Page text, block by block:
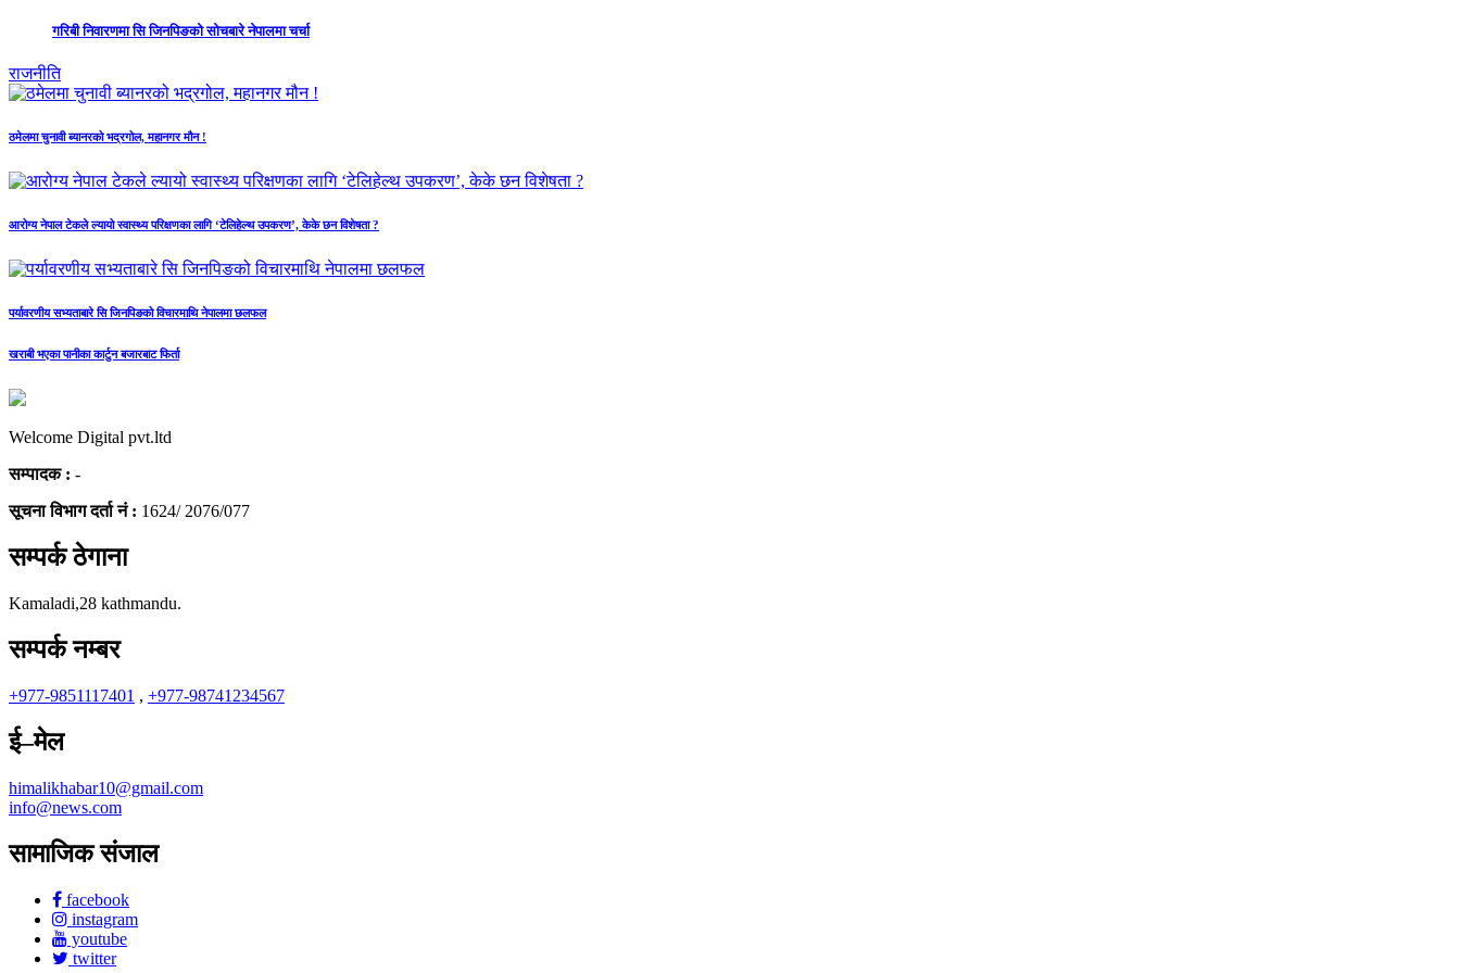
गरिबी निवारणमा सि जिनपिङको सोचबारे नेपालमा चर्चा
राजनीति
ठमेलमा चुनावी ब्यानरको भद्रगोल, महानगर मौन !
आरोग्य नेपाल टेकले ल्यायो स्वास्थ्य परिक्षणका लागि ‘टेलिहेल्थ उपकरण’, केके छन विशेषता ?
पर्यावरणीय सभ्यताबारे सि जिनपिङको विचारमाथि नेपालमा छलफल
खराबी भएका पानीका कार्टुन बजारबाट फिर्ता
Welcome Digital pvt.ltd
सम्पादक : -
सूचना विभाग दर्ता नं : 1624/ 2076/077
सम्पर्क ठेगाना
Kamaladi,28 kathmandu.
सम्पर्क नम्बर
+977-9851117401 , +977-98741234567
ई–मेल
himalikhabar10@gmail.com
info@news.com
सामाजिक संजाल
facebook
instagram
youtube
twitter